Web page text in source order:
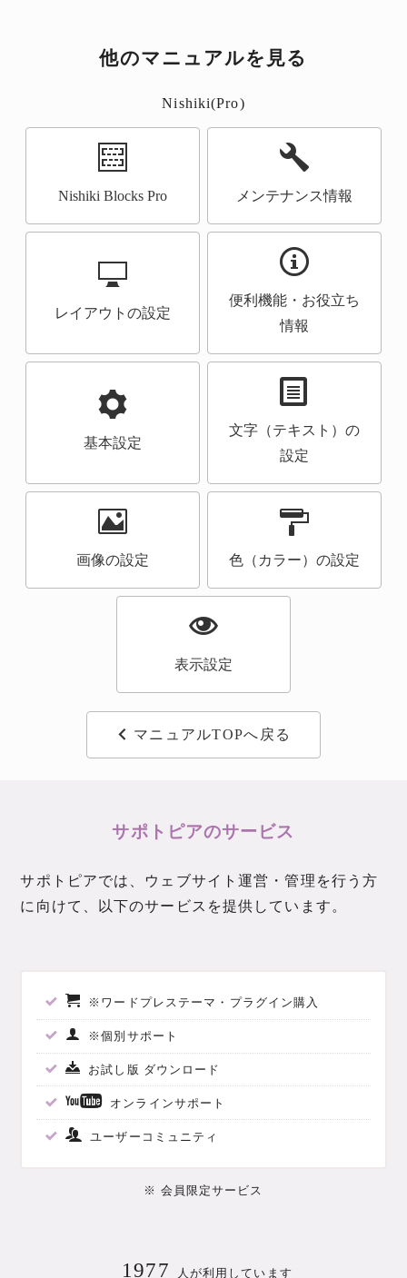
他のマニュアルを見る
Nishiki(Pro)
Nishiki Blocks Pro メンテナンス情報
レイアウトの設定
便利機能・お役立ち
情報
基本設定
文字（テキスト）の
設定
画像の設定 色（カラー）の設定
表示設定
マニュアルTOPへ戻る
サポトピアのサービス
サポトピアでは、ウェブサイト運営・管理を行う方
に向けて、以下のサービスを提供しています。
※ワードプレステーマ・プラグイン購入
※個別サポート
お試し版 ダウンロード
オンラインサポート
ユーザーコミュニティ
※ 会員限定サービス
1977 人が利用しています